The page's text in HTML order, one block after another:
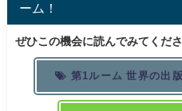
ーム！
ぜひこの機会に読んでみてくださ
第1ルーム 世界の出